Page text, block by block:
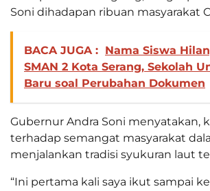
Soni dihadapan ribuan masyarakat
BACA JUGA : Nama Siswa
SMAN 2 Kota Serang, Sekolah
Baru soal Perubahan Dokumen
Gubernur Andra Soni menyatakan,
terhadap semangat masyarakat
menjalankan tradisi syukuran laut
“Ini pertama kali saya ikut sampai